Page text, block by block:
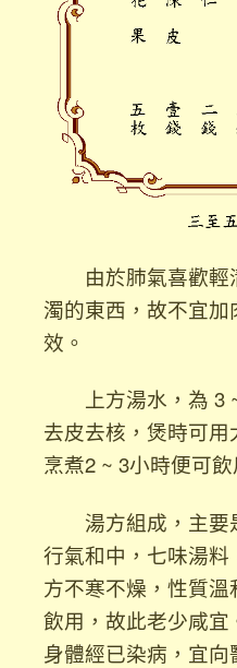
由於肺氣喜歡輕
濁的東西，故不宜
效。
上方湯水，為 3 ~
去皮去核，煲時可
烹煮2 ~ 3小時便可飲
湯方組成，主要
行氣和中，七味湯
方不寒不燥，性質
飲用，故此老少咸
身體經已染病，宜向